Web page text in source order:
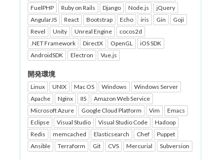
FuelPHP
Ruby on Rails Django Node.js
jQuery
AngularJS
React Bootstrap Echo iris Gin
Goji
Revel
Unity Unreal Engine
cocos2d
.NET Framework
DirectX OpenGL
iOS SDK
AndroidSDK
Electron Vue.js
開発環境
Linux UNIX Mac OS Windows
Windows Server
Apache
Nginx IIS
Amazon Web Service
Microsoft Azure
Google Cloud Platform Vim
Emacs
Eclipse
Visual Studio Visual Studio Code
Hadoop
Redis
memcached Elasticsearch Chef
Puppet
Ansible
Terraform Git CVS Mercurial Subversion